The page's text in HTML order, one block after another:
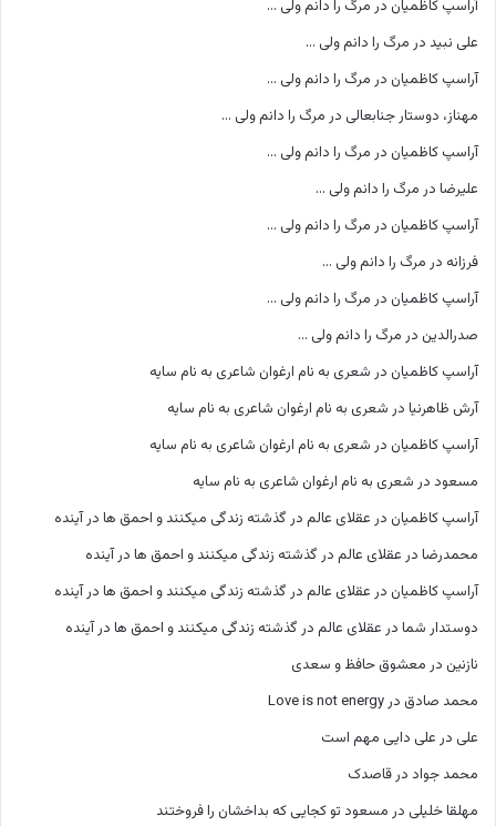
آراسپ کاظمیان در مرگ را دانم ولی …
علی نبید در مرگ را دانم ولی …
آراسپ کاظمیان در مرگ را دانم ولی …
مهناز، دوستار جنابعالی در مرگ را دانم ولی …
آراسپ کاظمیان در مرگ را دانم ولی …
علیرضا در مرگ را دانم ولی …
آراسپ کاظمیان در مرگ را دانم ولی …
فرزانه در مرگ را دانم ولی …
آراسپ کاظمیان در مرگ را دانم ولی …
صدرالدین در مرگ را دانم ولی …
آراسپ کاظمیان در شعری به نام ارغوان شاعری به نام سایه
آرش ظاهرنیا در شعری به نام ارغوان شاعری به نام سایه
آراسپ کاظمیان در شعری به نام ارغوان شاعری به نام سایه
مسعود در شعری به نام ارغوان شاعری به نام سایه
آراسپ کاظمیان در عقلای عالم در گذشته زندگی میکنند و احمق ها در آینده
محمدرضا در عقلای عالم در گذشته زندگی میکنند و احمق ها در آینده
آراسپ کاظمیان در عقلای عالم در گذشته زندگی میکنند و احمق ها در آینده
دوستدار شما در عقلای عالم در گذشته زندگی میکنند و احمق ها در آینده
نازنین در معشوق حافظ و سعدی
محمد صادق در Love is not energy
علی در علی دایی مهم است
محمد جواد در قاصدک
مهلقا خلیلی در مسعود تو کجایی که بداخشان را فروختند